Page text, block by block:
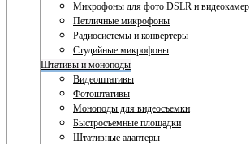
Микрофоны для фото DSLR и видеокамер
Петличные микрофоны
Радиосистемы и конвертеры
Студийные микрофоны
Штативы и моноподы
Видеоштативы
Фотоштативы
Моноподы для видеосъемки
Быстросъемные площадки
Штативные адаптеры